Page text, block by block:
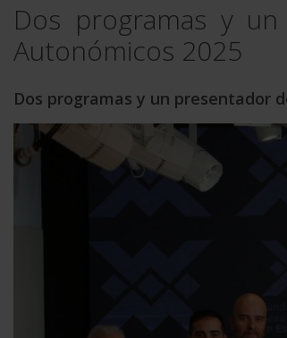
Dos programas y
Autonómicos 2025
Dos programas y un presentador